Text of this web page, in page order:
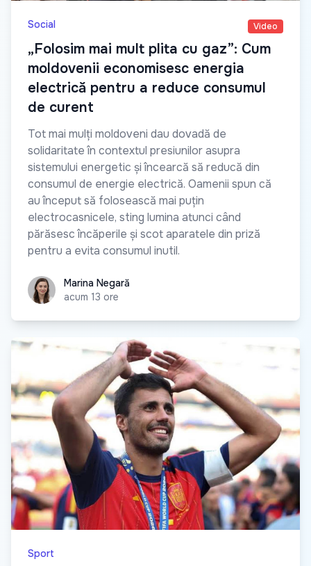
Social Video
„Folosim mai mult plita cu gaz”: Cum
moldovenii economisesc energia
electrică pentru a reduce consumul
de curent
Tot mai mulți moldoveni dau dovadă de
solidaritate în contextul presiunilor asupra
sistemului energetic și încearcă să reducă din
consumul de energie electrică. Oamenii spun că
au început să folosească mai puțin
electrocasnicele, sting lumina atunci când
părăsesc încăperile și scot aparatele din priză
pentru a evita consumul inutil.
Marina Negară
Marina Negară
acum 13 ore
Sport